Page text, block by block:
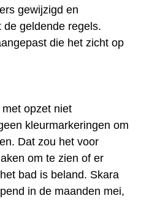
gewijzigd en
geldende regels.
die het zicht op
opzet niet
kleurmarkeringen om
Dat zou het voor
om te zien of er
bad is beland. Skara
in de maanden mei,